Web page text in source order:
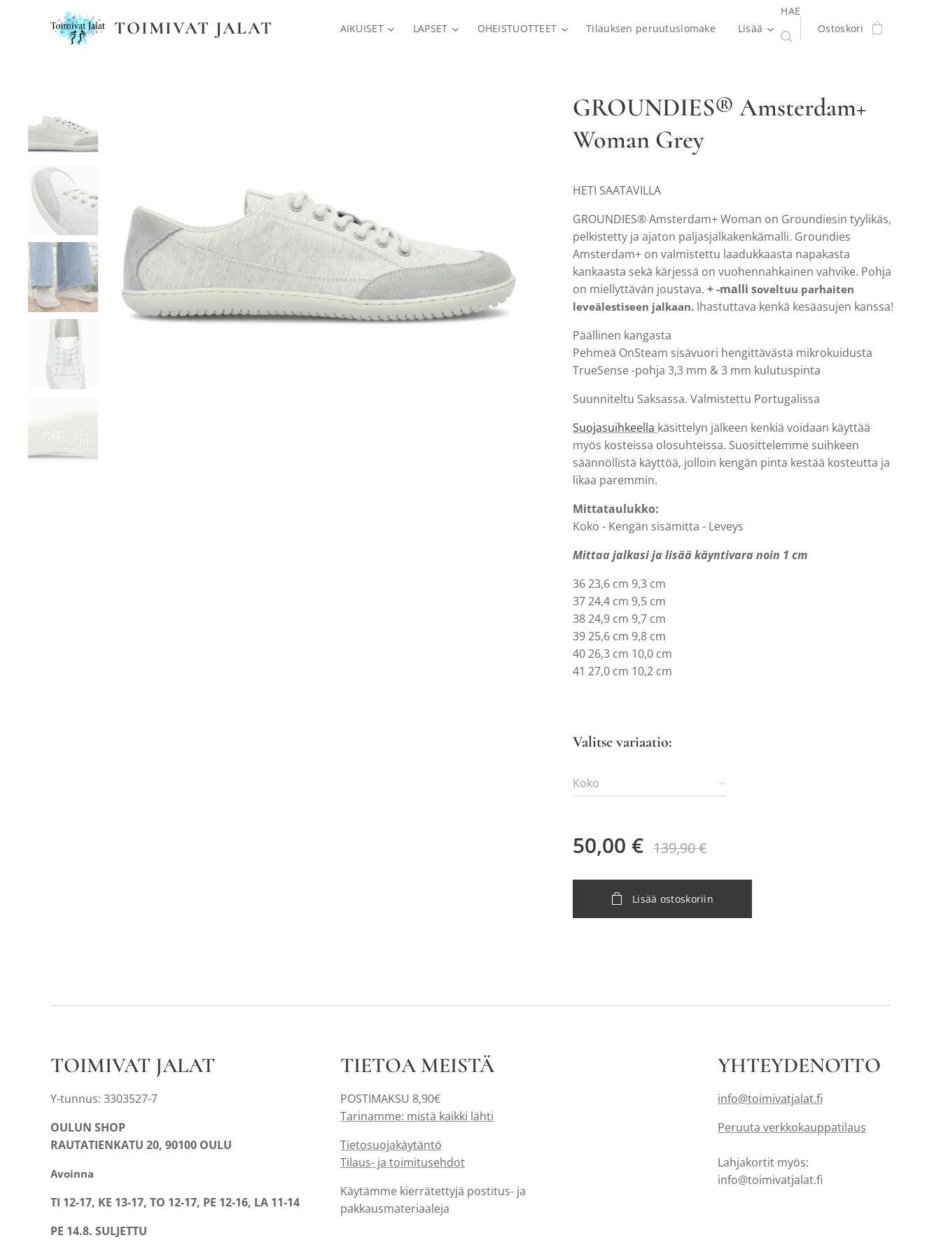
TOIMIVAT JALAT AIKUISET LAPSET OHEISTUOTTEET Tilauksen peruutuslomake Lisää
HAE
Ostoskori
GROUNDIES® Amsterdam+
Woman Grey
HETI SAATAVILLA
GROUNDIES® Amsterdam+ Woman on Groundiesin tyylikäs,
pelkistetty ja ajaton paljasjalkakenkämalli. Groundies
Amsterdam+ on valmistettu laadukkaasta napakasta
kankaasta sekä kärjessä on vuohennahkainen vahvike. Pohja
on miellyttävän joustava.+ -malli soveltuu parhaiten
leveälestiseen jalkaan. Ihastuttava kenkä kesäasujen kanssa!
Päällinen kangasta
Pehmeä OnSteam sisävuori hengittävästä mikrokuidusta
TrueSense -pohja 3,3 mm & 3 mm kulutuspinta
Suunniteltu Saksassa. Valmistettu Portugalissa
Suojasuihkeella käsittelyn jälkeen kenkiä voidaan käyttää
myös kosteissa olosuhteissa. Suosittelemme suihkeen
säännöllistä käyttöä, jolloin kengän pinta kestää kosteutta ja
likaa paremmin.
Mittataulukko:
Koko - Kengän sisämitta - Leveys
Mittaa jalkasi ja lisää käyntivara noin 1 cm
36 23,6 cm 9,3 cm
37 24,4 cm 9,5 cm
38 24,9 cm 9,7 cm
39 25,6 cm 9,8 cm
40 26,3 cm 10,0 cm
41 27,0 cm 10,2 cm
Valitse variaatio:
Koko
50,00 € 139,90€
Lisää ostoskoriin
TOIMIVAT JALAT
Y-tunnus: 3303527-7
OULUN SHOP
RAUTATIENKATU 20, 90100 OULU
Avoinna
TI 12-17, KE 13-17, TO 12-17, PE 12-16, LA 11-14
PE 14.8. SULJETTU
TIETOA MEISTÄ
POSTIMAKSU 8,90€
Tarinamme: mistä kaikki lähti
Tietosuojakäytäntö
Tilaus- ja toimitusehdot
Käytämme kierrätettyjä postitus- ja
pakkausmateriaaleja
YHTEYDENOTTO
info@toimivatjalat.fi
Peruuta verkkokauppatilaus
Lahjakortit myös:
info@toimivatjalat.fi